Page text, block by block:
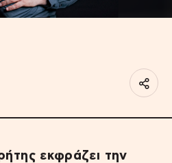
εκφράζει την